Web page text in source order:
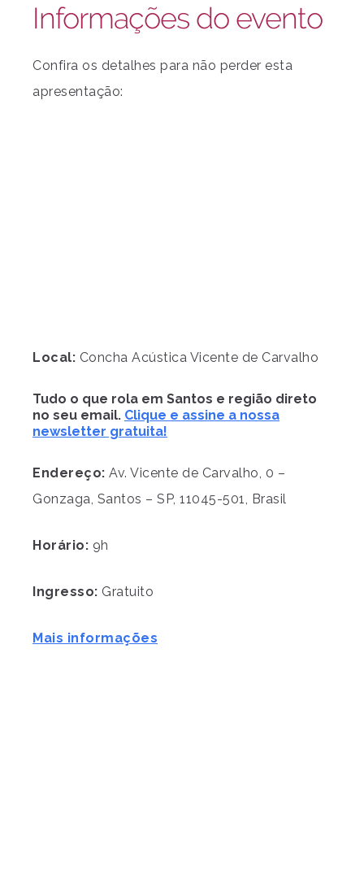
Informações do evento
Confira os detalhes para não perder esta
apresentação:
Local: Concha Acústica Vicente de Carvalho
Tudo o que rola em Santos e região direto
no seu email. Clique e assine a nossa
newsletter gratuita!
Endereço: Av. Vicente de Carvalho, 0 –
Gonzaga, Santos – SP, 11045-501, Brasil
Horário: 9h
Ingresso: Gratuito
Mais informações